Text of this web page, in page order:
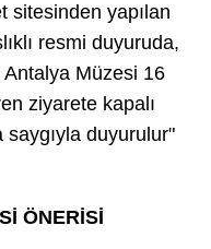
sitesinden yapılan
resmi duyuruda,
Antalya Müzesi 16
ziyarete kapalı
saygıyla duyurulur"
ÖNERİSİ